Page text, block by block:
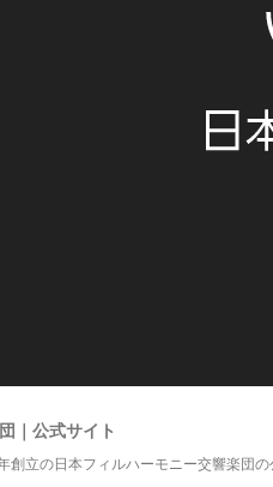
｜公式サイト
創立の日本フィルハーモニー交響楽